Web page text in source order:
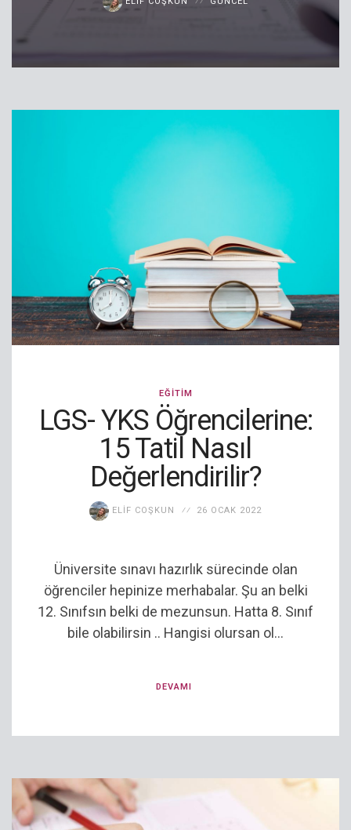
EĞITIM
LGS- YKS Öğrencilerine:
15 Tatil Nasıl
Değerlendirilir?
ELIF COŞKUN 26 OCAK 2022
Üniversite sınavı hazırlık sürecinde olan
öğrenciler hepinize merhabalar. Şu an belki
12. Sınıfsın belki de mezunsun. Hatta 8. Sınıf
bile olabilirsin .. Hangisi olursan ol...
DEVAMI